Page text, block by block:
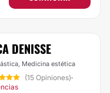
DENISSE
Medicina estética
(15 Opiniones)·